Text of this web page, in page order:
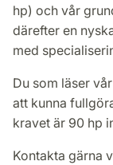
hp) och vår
därefter en
med
Du som läser
att kunna
kravet är 90 hp
Kontakta gärna